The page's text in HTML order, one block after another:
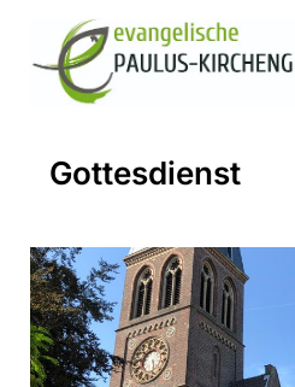
Gottesdienst